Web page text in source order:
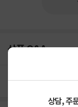
상담, 주
상품 Q&A